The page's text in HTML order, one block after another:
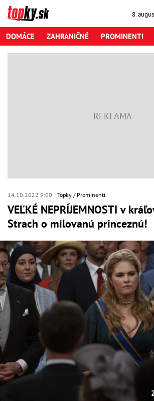
8.
DOMÁCE ZAHRANIČNÉ PROMINENTI
14.10.2022 9:00 Topky Prominenti
VEĽKÉ NEPRÍJEMNOSTI v
Strach o milovanú princeznú!